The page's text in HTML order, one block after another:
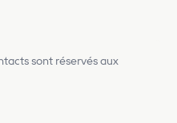
sont réservés aux